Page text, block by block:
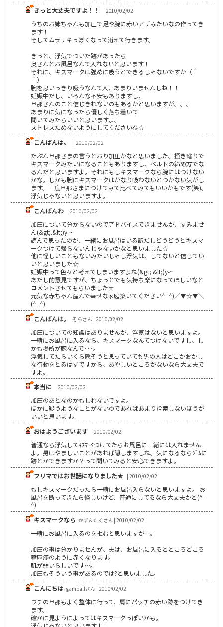
きっと大丈夫ですよ！！
| 2010/02/02
うちのお姉ちゃんも加圧で足や腕に赤いアザみたいなの作ってき
ます！
そしてムラサキっぽくなって消えて行きます。
きっと、浮気でついた跡があったら
奥さんとお風呂なんて入れないと思います！
それに、キスマークは強めに吸うとできるじゃないですか（＾
＾）
腕を思いっきり吸うなんて人、あまりいませんしね！！
妊娠中だし、いろんな不安もありますし、
旦那さんのこと信じきれないのもあるかと思いますが。。。
あまりに気になったら優しく落ち着いて
聞いてみたらいいと思いますよ。
ストレスためないようにしてくださいね☆
こんばんは。
| 2010/02/02
たぶん旦那さまの言うとおり加圧かなと思いました。掻き毟りで
キスマークみたいになることもありますし、ベルトの締め方でな
るんだと思いますよ。それにもしキスマークなら腕にはつけない
かな。しかも腕にキスマークはかなり吸わないとつかない気がし
ます。一度旦那さまにつけてみて比べてみてもいいかもです(笑)。
浮気じゃないと思いますよ。
こんばんわ | 2010/02/02
加圧について分からないのでアドバイスできませんが、すみませ
ん(&gt;.&lt;)y-~
読んで思ったのが、一緒にお風呂はいる訳だしどうどうとキスマ
ークつけて帰らないんじゃないかなと思いました☆
他に怪しいこともないみたいじゃし浮気は、してないと信じてい
いと思いました☆
妊娠中って色々と考えてしまいますよね(&gt;.&lt;)y-~
あたし的意見ですが、ちょっとでも気持ち楽になってほしいなと
コメントさせてもらいました☆
元気な赤ちゃん産んで幸せな家庭築いてください^_^)／▼☆▼＼
(^_^)
こんばんは。
そらさん | 2010/02/02
加圧についての知識はありませんが、浮気はないと思いますよ。
一緒にお風呂に入るなら、キスマークなんてつけないですし、し
かも場所が腕なんで･･･。
浮気してたらいくら隠そうと思っていても男の人はどこかおかし
な行動をとるはずですから、あやしいところがないなら大丈夫で
すよ。
本当に | 2010/02/02
加圧のあとなのかもしれないですよ。
ほかに疑うようなことがないのであればあまり詮索しないほうが
いいと思います。
おはようございます | 2010/02/02
普通なら浮気してｷｽﾏｰｸつけてたらお風呂に一緒には入れません
よ。男はやましいことがあれば隠しますしね。気になるならｼﾞﾑに
跡とかできますか？って聞いてみると安心できますよ。
フリマではお世話になりました★ | 2010/02/02
もしキスマークだったら一緒にお風呂入らないと思いますよ。 お
風呂を断ってきたら怪しいけど、普通にしてるなら大丈夫かと(^-
^)
キスマークなら かず＆たくさん | 2010/02/02
一緒にお風呂に入るのを拒むと思いますが…。
加圧の事は分かりませんが、夫は、お風呂に入るとところどころ
蕁麻疹のように赤くなります。
肌が弱いらしいです…。
加圧もそういう事があるのでは?と思いました。
こんにちは gamballさん | 2010/02/02
ウチの旦那もよく整体に行って、肩にパッチの赤い跡をつけてき
ます。
確かに見ようによってはキスマークっぽいかも。
浮気じゃないと思いますよ。